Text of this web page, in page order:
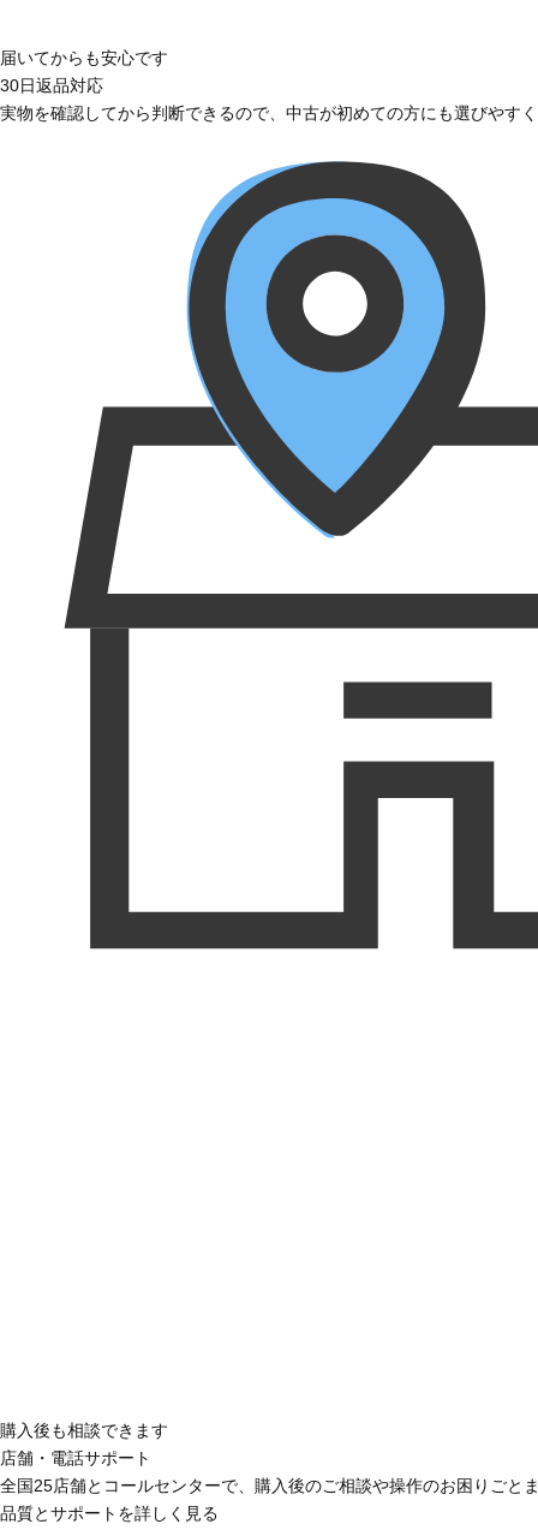
届いてからも安心です
30日返品対応
実物を確認してから判断できるので、中古が初めての方にも選びやす
購入後も相談できます
店舗・電話サポート
全国25店舗とコールセンターで、購入後のご相談や操作のお困りごと
品質とサポートを詳しく見る